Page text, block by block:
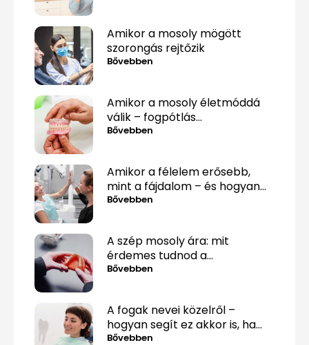
Amikor a mosoly mögött
szorongás rejtőzik
Bővebben
Amikor a mosoly életmóddá
válik – fogpótlás
közérthetően, tabuk nélkül
Bővebben
Amikor a félelem erősebb,
mint a fájdalom – és hogyan
lehet mégis túllépni rajta
Bővebben
A szép mosoly ára: mit
érdemes tudnod a
fogpótlásról, mielőtt döntesz?
Bővebben
A fogak nevei közelről –
hogyan segít ez akkor is, ha
csak „valami fáj hátul”?
Bővebben